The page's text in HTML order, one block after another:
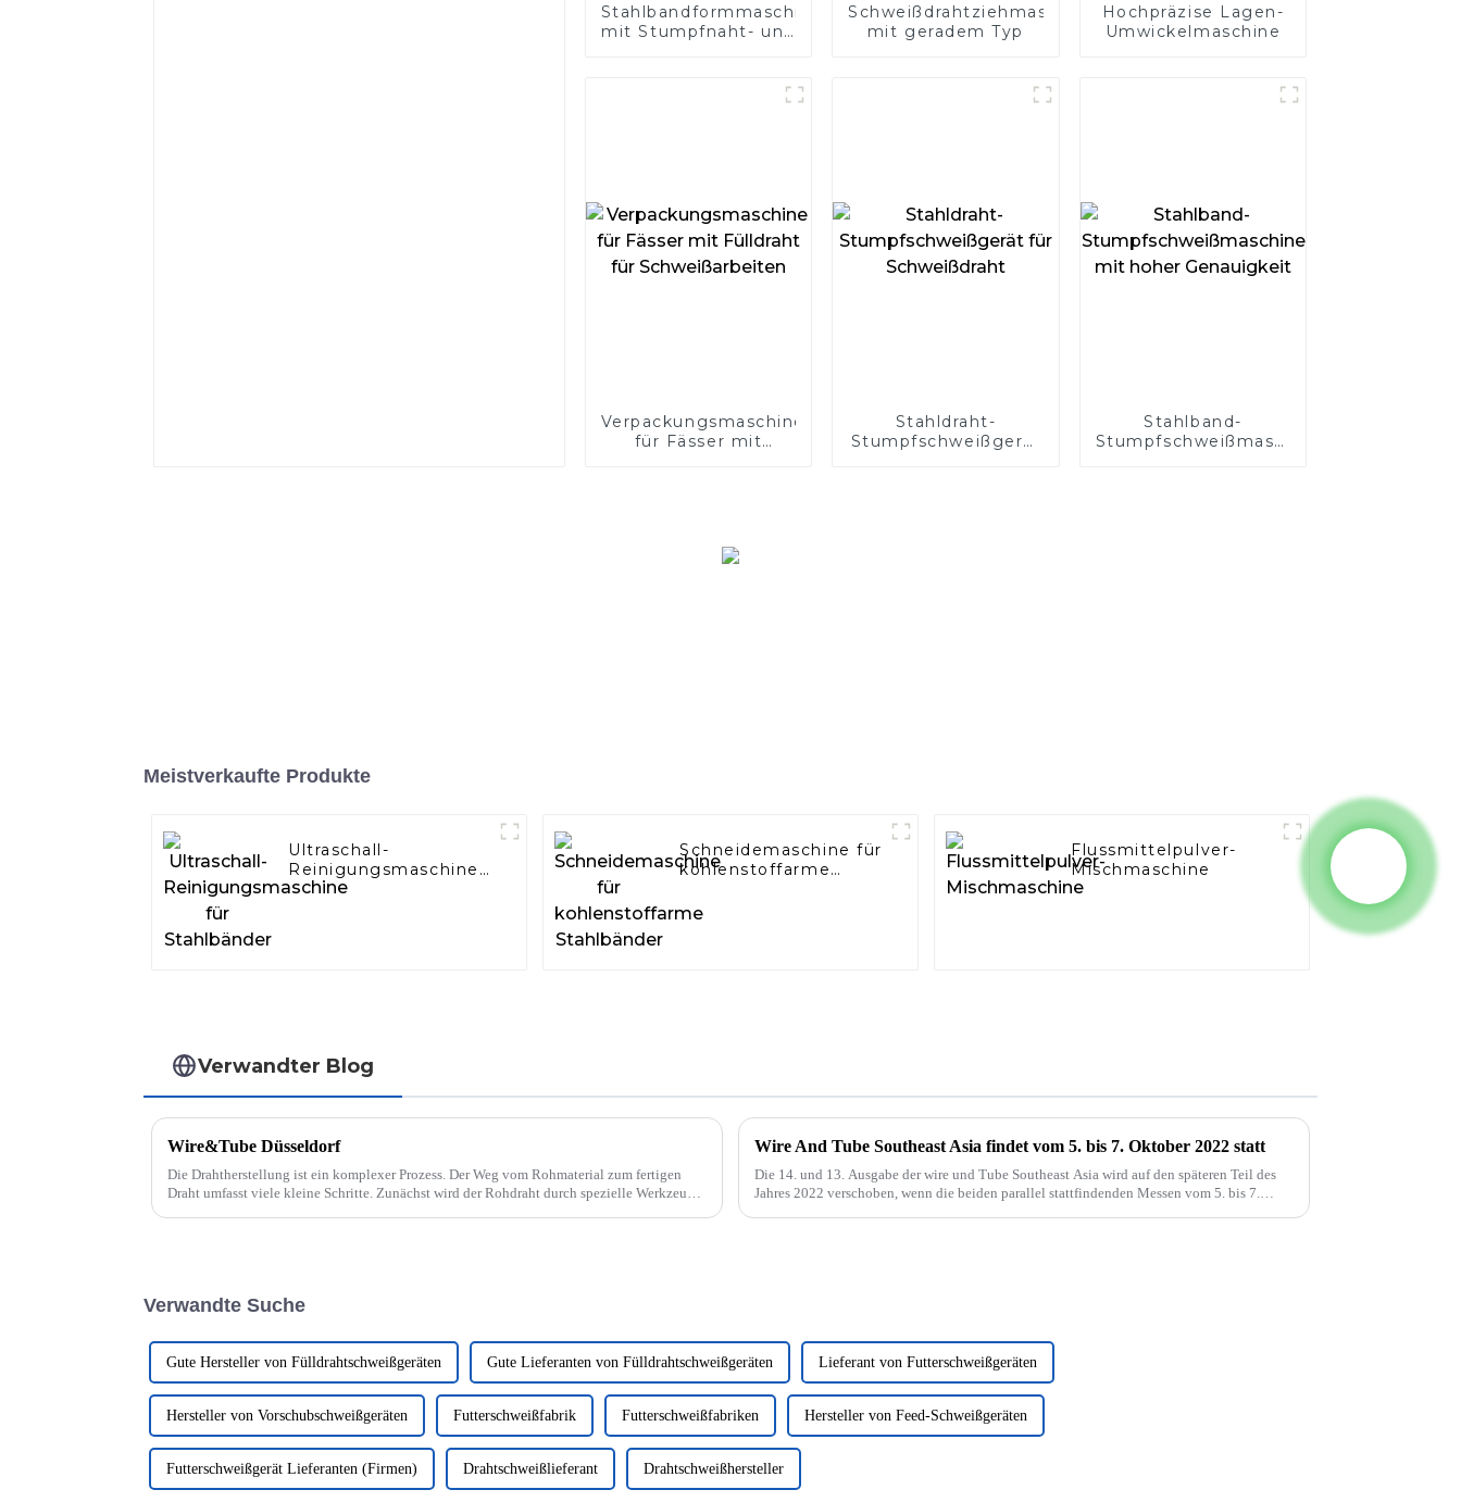
Stahlbandformmaschine
mit Stumpfnaht- und
Schweißdrahtziehmaschine
mit geradem Typ
Hochpräzise Lagen-
Umwickelmaschine
Verpackungsmaschine
für Fässer mit
Stahldraht-
Stumpfschweißgerät
Stahlband-
Stumpfschweißmaschine
Meistverkaufte Produkte
Ultraschall-
Reinigungsmaschine
für Stahlbänder
Schneidemaschine für
kohlenstoffarme
Flussmittelpulver-
Mischmaschine
Verwandter Blog
Wire&Tube Düsseldorf
Die Drahtherstellung ist ein komplexer Prozess. Der Weg vom Rohmaterial zum fertigen
Draht umfasst viele kleine Schritte. Zunächst wird der Rohdraht durch spezielle Werkzeuge
Wire And Tube Southeast Asia findet vom 5. bis 7. Oktober 2022 statt
Die 14. und 13. Ausgabe der wire und Tube Southeast Asia wird auf den späteren Teil des
Jahres 2022 verschoben, wenn die beiden parallel stattfindenden Messen vom 5. bis 7.
Verwandte Suche
Gute Hersteller von Fülldrahtschweißgeräten Gute Lieferanten von Fülldrahtschweißgeräten Lieferant von Futterschweißgeräten
Hersteller von Vorschubschweißgeräten Futterschweißfabrik Futterschweißfabriken Hersteller von Feed-Schweißgeräten
Futterschweißgerät Lieferanten (Firmen) Drahtschweißlieferant Drahtschweißhersteller